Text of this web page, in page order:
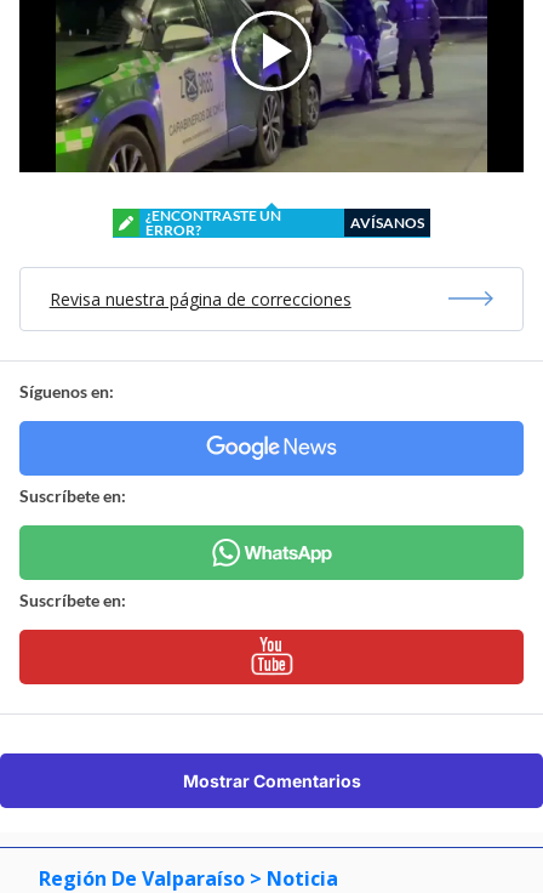
¿ENCONTRASTE UN
ERROR?
AVÍSANOS
Revisa nuestra página de correcciones
Síguenos en:
Suscríbete en:
Suscríbete en:
Mostrar Comentarios
Región De Valparaíso > Noticia